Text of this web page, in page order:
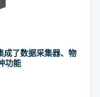
了数据采集器、物
功能